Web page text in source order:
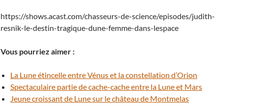
https://shows.acast.com/chasseurs-de-science/episodes/judith-
resnik-le-destin-tragique-dune-femme-dans-lespace
Vous pourriez aimer :
La Lune étincelle entre Vénus et la constellation d’Orion
Spectaculaire partie de cache-cache entre la Lune et Mars
Jeune croissant de Lune sur le château de Montmelas